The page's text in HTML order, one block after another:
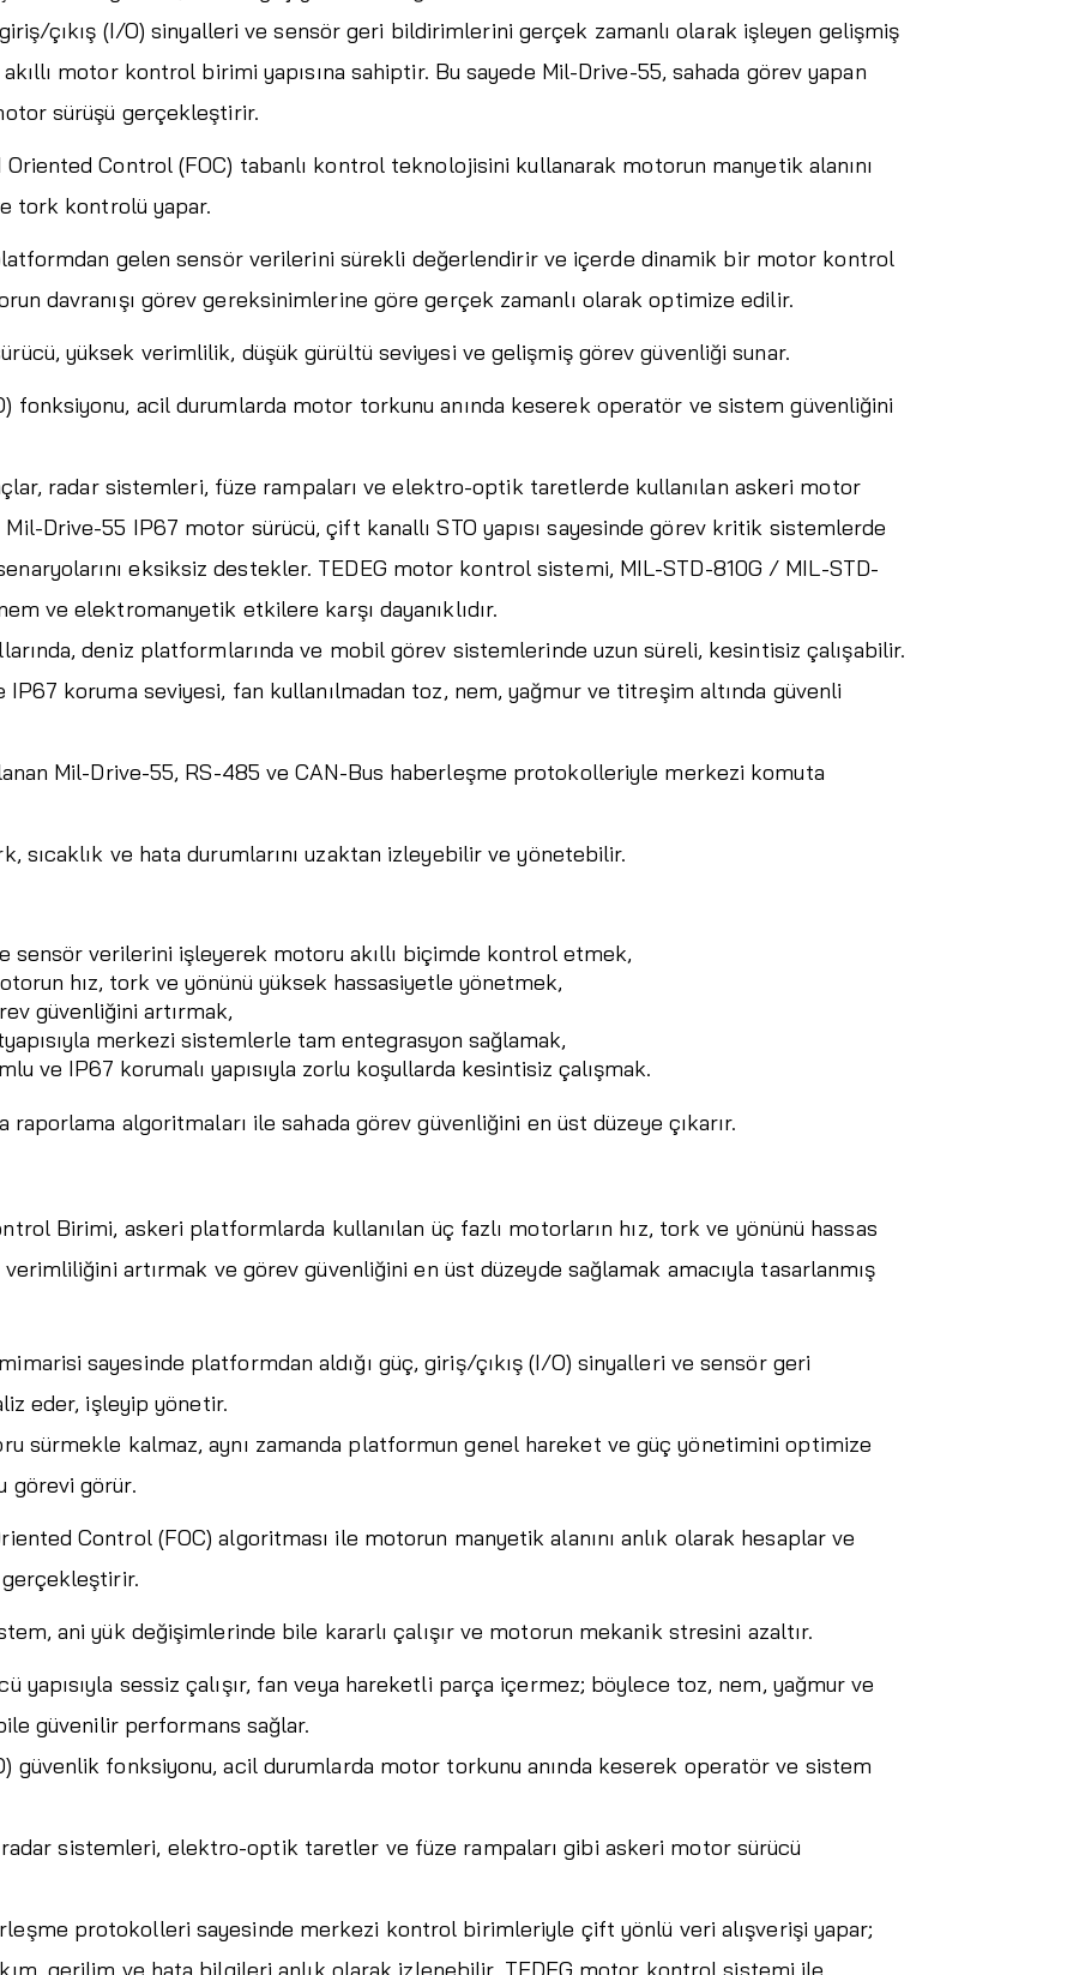
çıkış (I/O) sinyalleri ve sensör geri bildirimlerini gerçek zamanlı olarak işleyen gelişmiş
motor kontrol birimi yapısına sahiptir. Bu sayede Mil-Drive-55, sahada görev yapan
sürüşü gerçekleştirir.
Control (FOC) tabanlı kontrol teknolojisini kullanarak motorun manyetik alanını
tork kontrolü yapar.
gelen sensör verilerini sürekli değerlendirir ve içerde dinamik bir motor kontrol
davranışı görev gereksinimlerine göre gerçek zamanlı olarak optimize edilir.
yüksek verimlilik, düşük gürültü seviyesi ve gelişmiş görev güvenliği sunar.
fonksiyonu, acil durumlarda motor torkunu anında keserek operatör ve sistem güvenliğini
radar sistemleri, füze rampaları ve elektro-optik taretlerde kullanılan askeri motor
Drive-55 IP67 motor sürücü, çift kanallı STO yapısı sayesinde görev kritik sistemlerde
eksiksiz destekler. TEDEG motor kontrol sistemi, MIL-STD-810G / MIL-STD-
ve elektromanyetik etkilere karşı dayanıklıdır.
deniz platformlarında ve mobil görev sistemlerinde uzun süreli, kesintisiz çalışabilir.
IP67 koruma seviyesi, fan kullanılmadan toz, nem, yağmur ve titreşim altında güvenli
Mil-Drive-55, RS-485 ve CAN-Bus haberleşme protokolleriyle merkezi komuta
sıcaklık ve hata durumlarını uzaktan izleyebilir ve yönetebilir.
sensör verilerini işleyerek motoru akıllı biçimde kontrol etmek,
hız, tork ve yönünü yüksek hassasiyetle yönetmek,
güvenliğini artırmak,
merkezi sistemlerle tam entegrasyon sağlamak,
ve IP67 korumalı yapısıyla zorlu koşullarda kesintisiz çalışmak.
algoritmaları ile sahada görev güvenliğini en üst düzeye çıkarır.
Birimi, askeri platformlarda kullanılan üç fazlı motorların hız, tork ve yönünü hassas
artırmak ve görev güvenliğini en üst düzeyde sağlamak amacıyla tasarlanmış
sayesinde platformdan aldığı güç, giriş/çıkış (I/O) sinyalleri ve sensör geri
eder, işleyip yönetir.
sürmekle kalmaz, aynı zamanda platformun genel hareket ve güç yönetimini optimize
görevi görür.
Control (FOC) algoritması ile motorun manyetik alanını anlık olarak hesaplar ve
ani yük değişimlerinde bile kararlı çalışır ve motorun mekanik stresini azaltır.
yapısıyla sessiz çalışır, fan veya hareketli parça içermez; böylece toz, nem, yağmur ve
güvenilir performans sağlar.
güvenlik fonksiyonu, acil durumlarda motor torkunu anında keserek operatör ve sistem
radar sistemleri, elektro-optik taretler ve füze rampaları gibi askeri motor sürücü
protokolleri sayesinde merkezi kontrol birimleriyle çift yönlü veri alışverişi yapar;